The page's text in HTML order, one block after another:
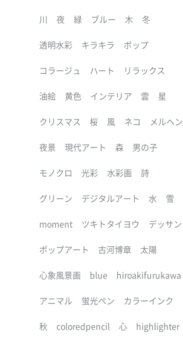
川 夜 緑 ブルー 木 冬
透明水彩 キラキラ ポップ
コラージュ ハート リラックス
油絵 黄色 インテリア 雲 星
クリスマス 桜 風 ネコ メルヘン
夜景 現代アート 森 男の子
モノクロ 光彩 水彩画 詩
グリーン デジタルアート 水 雪
moment ツキトタイヨウ デッサン
ポップアート 古河博章 太陽
心象風景画 blue hiroakifurukawa
アニマル 蛍光ペン カラーインク
秋 coloredpencil 心 highlighter